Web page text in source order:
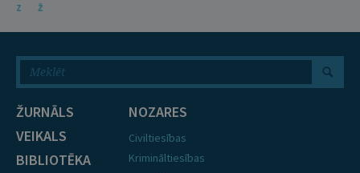
Z
Ž
ŽURNĀLS
VEIKALS
BIBLIOTĒKA
NOZARES
Civiltiesības
Krimināltiesības